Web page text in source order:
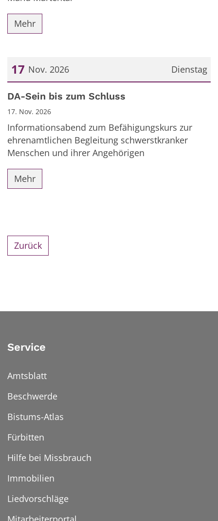
Mehr
Dienstag
17 Nov. 2026
Datum: 17. November 2026
DA-Sein bis zum Schluss
17. Nov. 2026
Informationsabend zum Befähigungskurs zur
ehrenamtlichen Begleitung schwerstkranker
Menschen und ihrer Angehörigen
Mehr
Zurück
Service
Amtsblatt
Beschwerde
Bistums-Atlas
Fürbitten
Hilfe bei Missbrauch
Immobilien
Liedvorschläge